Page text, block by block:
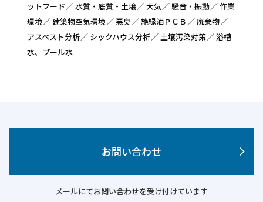
ットフード
水質・底質・土壌 大気 騒音・振動
作業
環境
建築物空気環境 悪臭 絶縁油ＰＣＢ
廃棄物
アスベスト分析
シックハウス分析 土壌汚染対策
浴槽
水、プール水
お問い合わせ
メールにてお問い合わせを受け付けています